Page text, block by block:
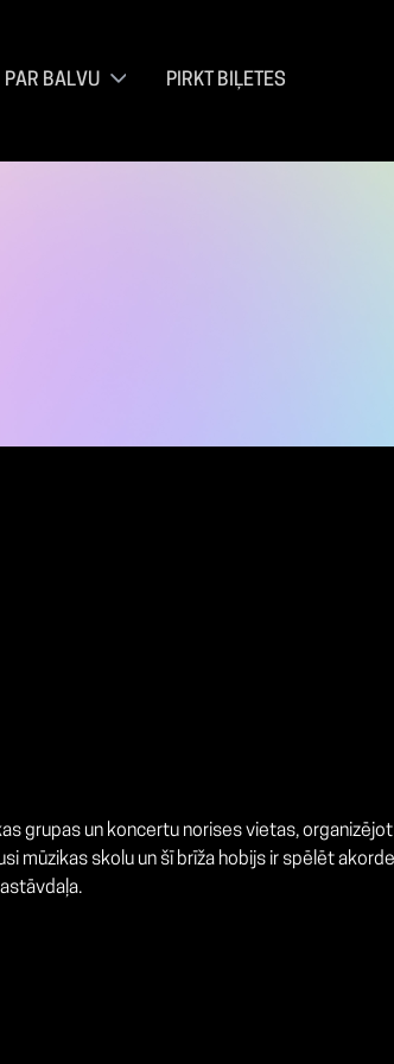
PAR BALVU PIRKT BIĻETES
grupas un koncertu norises vietas,
mūzikas skolu un šī brīža hobijs ir spēlēt